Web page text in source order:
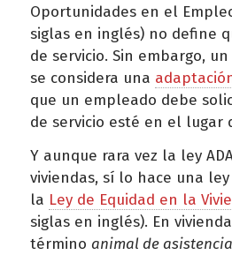
Oportunidades en el
siglas en inglés) no define
de servicio. Sin embargo,
se considera una
que un empleado debe
de servicio esté en el lugar
Y aunque rara vez la ley
viviendas, sí lo hace una
la Ley de Equidad en la
siglas en inglés). En
término animal de asistencia